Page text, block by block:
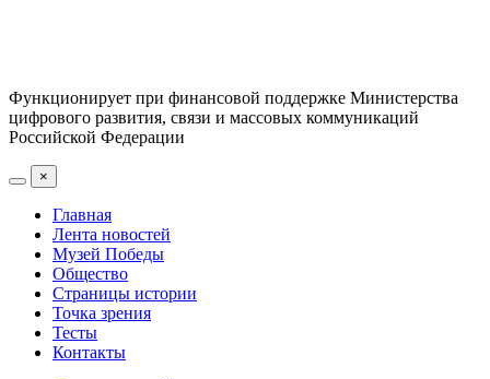
Функционирует при финансовой поддержке Министерства
цифрового развития, связи и массовых коммуникаций
Российской Федерации
×
Главная
Лента новостей
Музей Победы
Общество
Страницы истории
Точка зрения
Тесты
Контакты